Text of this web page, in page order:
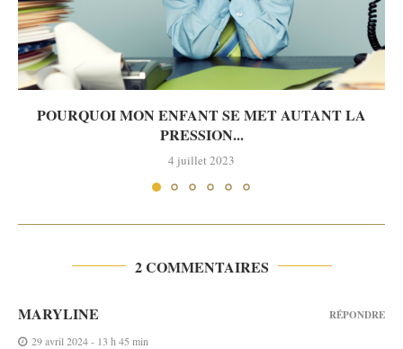
POURQUOI MON ENFANT SE MET AUTANT LA
PRESSION...
4 juillet 2023
2 COMMENTAIRES
MARYLINE
29 avril 2024 - 13 h 45 min
RÉPONDRE